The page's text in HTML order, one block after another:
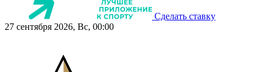
Сделать ставку
27 сентября 2026, Вс, 00:00